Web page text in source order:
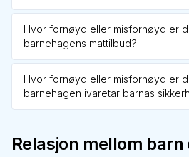
Hvor fornøyd eller misfornøyd er
barnehagens mattilbud?
Hvor fornøyd eller misfornøyd er
barnehagen ivaretar barnas
Relasjon mellom barn